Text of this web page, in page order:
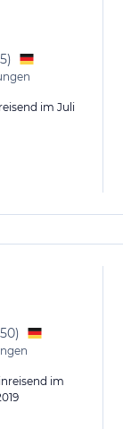
)
im Juli
)
im